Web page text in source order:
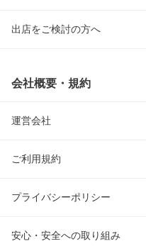
出店をご検討の方へ
会社概要・規約
運営会社
ご利用規約
プライバシーポリシー
安心・安全への取り組み